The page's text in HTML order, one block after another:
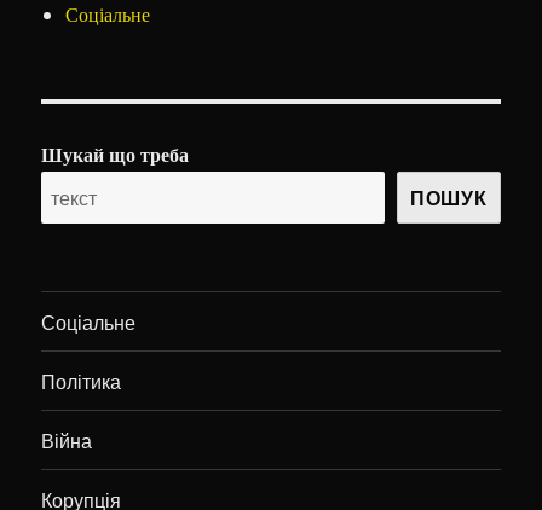
Соціальне
Шукай що треба
ПОШУК
Соціальне
Політика
Війна
Корупція